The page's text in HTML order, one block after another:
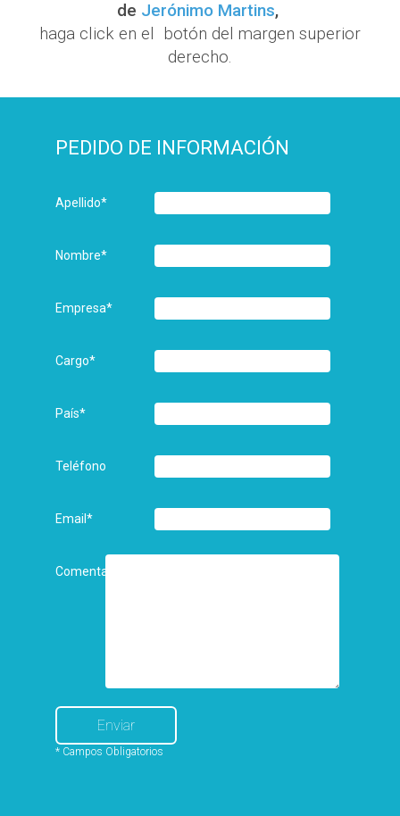
de Jerónimo Martins,
haga click en el botón del margen superior
derecho.
PEDIDO DE INFORMACIÓN
Apellido*
Nombre*
Empresa*
Cargo*
País*
Teléfono
Email*
Comentarios
* Campos Obligatorios